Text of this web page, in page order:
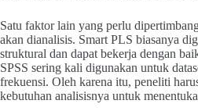
Satu faktor lain yang perlu
akan dianalisis. Smart PLS biasanya
struktural dan dapat bekerja dengan
SPSS sering kali digunakan untuk
frekuensi. Oleh karena itu, peneliti
kebutuhan analisisnya untuk